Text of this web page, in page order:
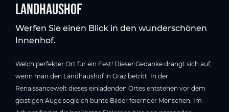
Landhaushof
Werfen Sie einen Blick in den wunderschönen
Innenhof.
Welch perfekter Ort für ein Fest! Dieser Gedanke drängt sich auf,
wenn man den Landhaushof in Graz betritt. In der
Renaissancewelt dieses einladenden Ortes entstehen vor dem
geistigen Auge sogleich bunte Bilder feiernder Menschen. Im